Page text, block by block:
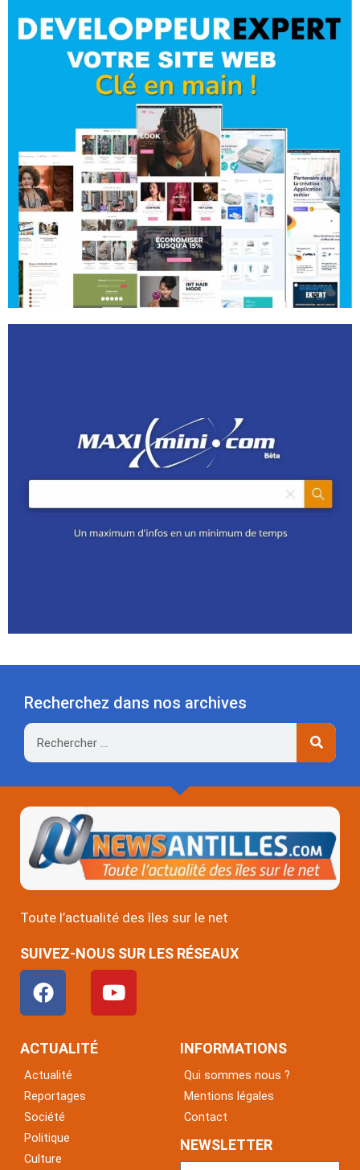
Recherchez dans nos archives
Rechercher
Toute l’actualité des îles sur le net
SUIVEZ-NOUS SUR LES RÉSEAUX
F
a
c
e
o
o
k
Y
o
u
ACTUALITÉ
Actualité
Reportages
Société
Politique
Culture
INFORMATIONS
Qui sommes nous ?
Mentions légales
Contact
NEWSLETTER